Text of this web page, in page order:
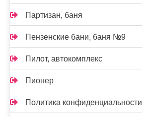
Партизан, баня
Пензенские бани, баня №9
Пилот, автокомплекс
Пионер
Политика конфиденциальности